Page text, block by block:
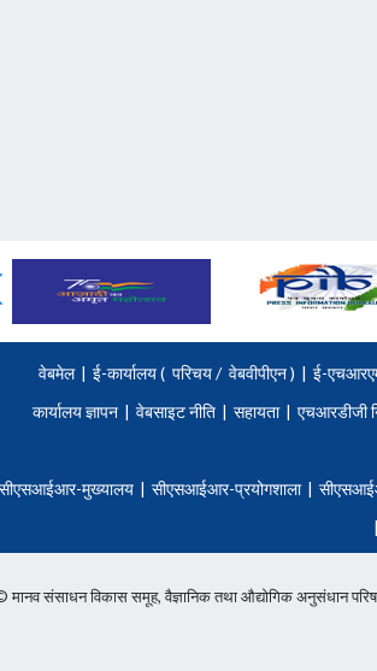
वेबमेल | ई-कार्यालय ( परिचय/ वेबवीपीएन ) | ई-
कार्यालय ज्ञापन | वेबसाइट नीति | सहायता | एचआरडीजी
सीएसआईआर-मुख्यालय | सीएसआईआर-प्रयोगशाला |
मानव संसाधन विकास समूह, वैज्ञानिक तथा औद्योगिक अनुसंधान